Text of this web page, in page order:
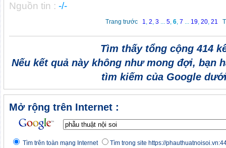
Nguồn tin : -/-
Trang trước 1, 2, 3... 5, 6, 7 ... 19, 20, 21
Tìm thấy tổng cộng 414
Nếu kết quả này không như mong đợi, bạn
tìm kiếm của Google
Mở rộng trên Internet :
Tìm trên toàn mạng Internet Tìm trong site https://